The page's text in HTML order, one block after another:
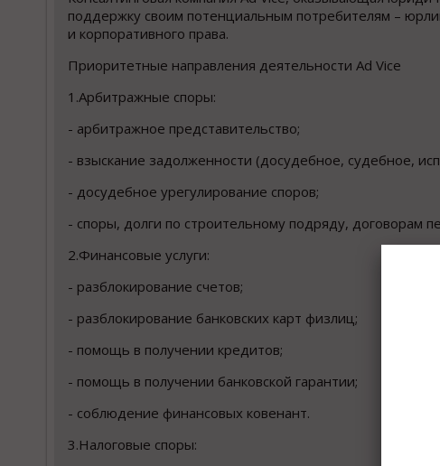
поддержку своим потенциальным потребителям –
и корпоративного права.
Приоритетные направления деятельности Ad Vice
1.Арбитражные споры:
- арбитражное представительство;
- взыскание задолженности (досудебное, судебное,
- досудебное урегулирование споров;
- споры, долги по строительному подряду, договорам
2.Финансовые услуги:
- разблокирование счетов;
- разблокирование банковских карт физлиц;
- помощь в получении кредитов;
- помощь в получении банковской гарантии;
- соблюдение финансовых ковенант.
3.Налоговые споры: